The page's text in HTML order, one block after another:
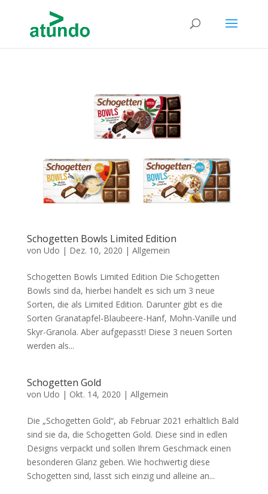
Schogetten Bowls Limited Edition
von Udo | Dez. 10, 2020 | Allgemein
Schogetten Bowls Limited Edition Die Schogetten
Bowls sind da, hierbei handelt es sich um 3 neue
Sorten, die als Limited Edition. Darunter gibt es die
Sorten Granatapfel-Blaubeere-Hanf, Mohn-Vanille und
Skyr-Granola. Aber aufgepasst! Diese 3 neuen Sorten
werden als...
Schogetten Gold
von Udo | Okt. 14, 2020 | Allgemein
Die „Schogetten Gold“, ab Februar 2021 erhältlich Bald
sind sie da, die Schogetten Gold. Diese sind in edlen
Designs verpackt und sollen Ihrem Geschmack einen
besonderen Glanz geben. Wie hochwertig diese
Schogetten sind, lässt sich einzig und alleine an...